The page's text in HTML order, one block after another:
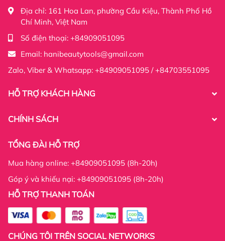
Địa chỉ: 161 Hoa Lan, phường Cầu Kiệu, Thành Phố Hồ
Chí Minh, Việt Nam
Số điện thoại: +84909051095
Email: hanibeautytools@gmail.com
Zalo, Viber & Whatsapp: +84909051095 / +84703551095
HỖ TRỢ KHÁCH HÀNG
CHÍNH SÁCH
TỔNG ĐÀI HỖ TRỢ
Mua hàng online: +84909051095 (8h-20h)
Góp ý và khiếu nại: +84909051095 (8h-20h)
HỖ TRỢ THANH TOÁN
CHÚNG TÔI TRÊN SOCIAL NETWORKS